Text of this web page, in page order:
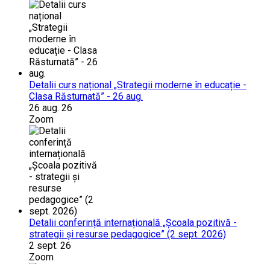
Detalii curs național „Strategii moderne în educație -
Clasa Răsturnată” - 26 aug.
26 aug. 26
Zoom
Detalii conferință internațională „Școala pozitivă -
strategii și resurse pedagogice” (2 sept. 2026)
2 sept. 26
Zoom